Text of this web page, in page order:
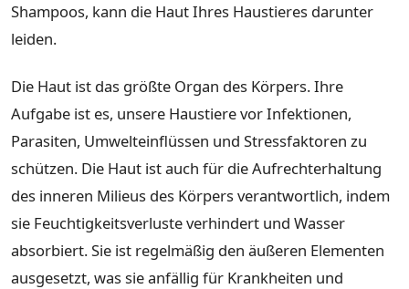
Shampoos, kann die Haut Ihres Haustieres darunter
leiden.
Die Haut ist das größte Organ des Körpers. Ihre
Aufgabe ist es, unsere Haustiere vor Infektionen,
Parasiten, Umwelteinflüssen und Stressfaktoren zu
schützen. Die Haut ist auch für die Aufrechterhaltung
des inneren Milieus des Körpers verantwortlich, indem
sie Feuchtigkeitsverluste verhindert und Wasser
absorbiert. Sie ist regelmäßig den äußeren Elementen
ausgesetzt, was sie anfällig für Krankheiten und